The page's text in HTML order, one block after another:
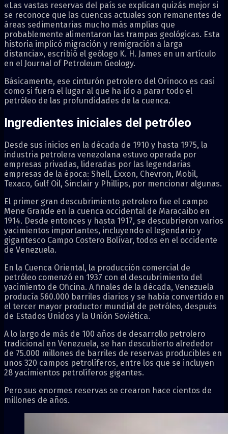
«Las vastas reservas del país se explican quizás mejor si
se reconoce que las cuencas actuales son remanentes de
áreas sedimentarias mucho más amplias que
probablemente alimentaron las trampas geológicas. Esta
historia implicó migración y remigración a larga
distancia», escribió el geólogo K. H. James en un artículo
en el Journal of Petroleum Geology.
Básicamente, ese cinturón petrolero del Orinoco es casi
como si fuera el lugar al que ha ido a parar todo el
petróleo de las profundidades de la cuenca.
Ingredientes iniciales del petróleo
Desde sus inicios en la década de 1910 y hasta 1975, la
industria petrolera venezolana estuvo operada por
empresas privadas, lideradas por las legendarias
empresas de la época: Shell, Exxon, Chevron, Mobil,
Texaco, Gulf Oil, Sinclair y Phillips, por mencionar algunas.
El primer gran descubrimiento petrolero fue el campo
Mene Grande en la cuenca occidental de Maracaibo en
1914. Desde entonces y hasta 1917, se descubrieron varios
yacimientos importantes, incluyendo el legendario y
gigantesco Campo Costero Bolívar, todos en el occidente
de Venezuela.
En la Cuenca Oriental, la producción comercial de
petróleo comenzó en 1937 con el descubrimiento del
yacimiento de Oficina. A finales de la década, Venezuela
producía 560.000 barriles diarios y se había convertido en
el tercer mayor productor mundial de petróleo, después
de Estados Unidos y la Unión Soviética.
A lo largo de más de 100 años de desarrollo petrolero
tradicional en Venezuela, se han descubierto alrededor
de 75.000 millones de barriles de reservas producibles en
unos 320 campos petrolíferos, entre los que se incluyen
28 yacimientos petrolíferos gigantes.
Pero sus enormes reservas se crearon hace cientos de
millones de años.